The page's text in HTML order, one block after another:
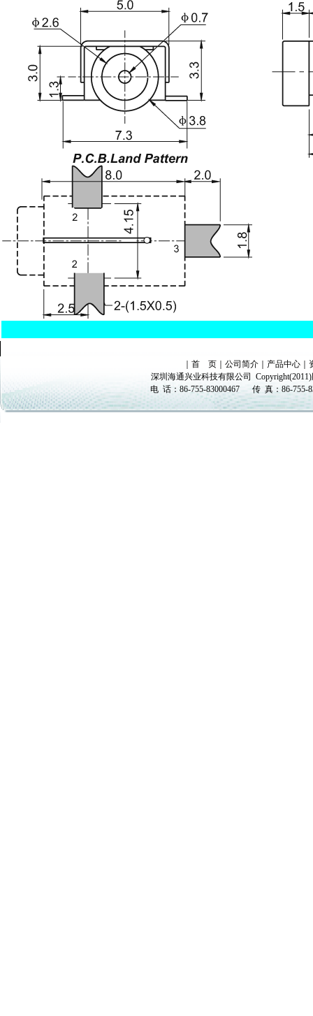
首 页｜ 公司简介｜ 产品中心｜
深圳海通兴业科技有限公司
电 话： 86-755-83000467 传 真： 86-755-